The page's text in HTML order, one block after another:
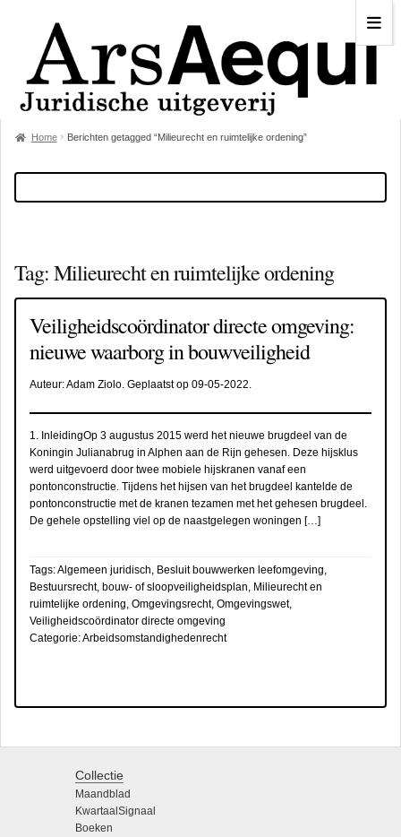
Home Berichten getagged “Milieurecht en ruimtelijke ordening”
Tag:Milieurecht en ruimtelijke ordening
Veiligheidscoördinator directe omgeving:
nieuwe waarborg in bouwveiligheid
Auteur:Adam Ziolo. Geplaatst op 09-05-2022.
1. InleidingOp 3 augustus 2015 werd het nieuwe brugdeel van de
Koningin Julianabrug in Alphen aan de Rijn gehesen. Deze hijsklus
werd uitgevoerd door twee mobiele hijskranen vanaf een
pontonconstructie. Tijdens het hijsen van het brugdeel kantelde de
pontonconstructie met de kranen tezamen met het gehesen brugdeel.
De gehele opstelling viel op de naastgelegen woningen […]
Tags:Algemeen juridisch, Besluit bouwwerken leefomgeving,
Bestuursrecht, bouw- of sloopveiligheidsplan, Milieurecht en
ruimtelijke ordening, Omgevingsrecht, Omgevingswet,
Veiligheidscoördinator directe omgeving
Categorie:Arbeidsomstandighedenrecht
Collectie
Maandblad
KwartaalSignaal
Boeken